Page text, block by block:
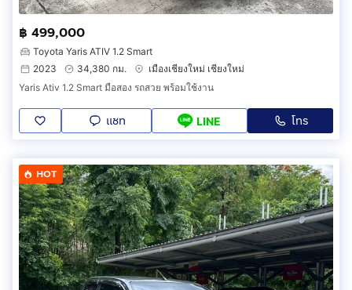
฿ 499,000
Toyota Yaris ATIV 1.2 Smart
2023
34,380 กม.
เมืองเชียงใหม่ เชียงใหม่
Yaris Ativ 1.2 Smart มือสอง รถสวย พร้อมใช้งาน
แชท LINE โทร
HOT